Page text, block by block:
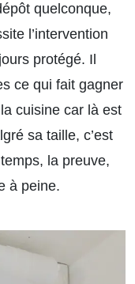
quelconque,
l’intervention
protégé. Il
ce qui fait gagner
cuisine car là est
sa taille, c’est
la preuve,
à peine.